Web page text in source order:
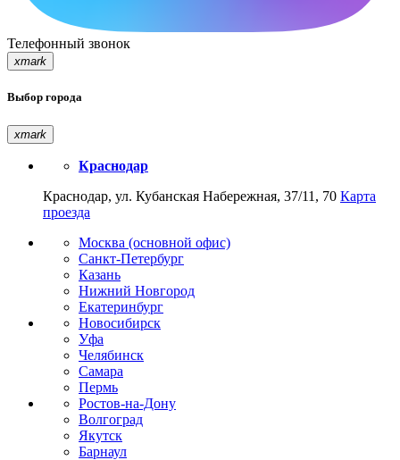
Телефонный звонок
xmark
Выбор города
xmark
Краснодар
Краснодар, ул. Кубанская Набережная, 37/11, 70 Карта
проезда
Москва (основной офис)
Санкт-Петербург
Казань
Нижний Новгород
Екатеринбург
Новосибирск
Уфа
Челябинск
Самара
Пермь
Ростов-на-Дону
Волгоград
Якутск
Барнаул